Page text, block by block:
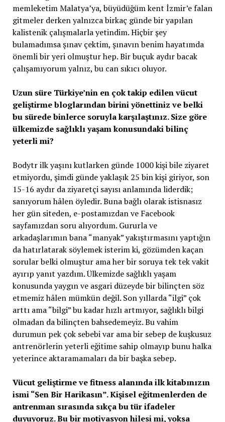
memleketim Malatya’ya, büyüdüğüm kent İzmir’e falan
gitmeler derken yalnızca birkaç günde bir yapılan
kalistenik çalışmalarla yetindim. Hiçbir şey
bulamadımsa şınav çektim, şınavın benim hayatımda
önemli bir yeri olmuştur hep. Bir buçuk aydır bacak
çalışamıyorum yalnız, bu can sıkıcı oluyor.
Uzun süre Türkiye’nin en çok takip edilen vücut
geliştirme bloglarından birini yönettiniz ve belki
bu sürede binlerce soruyla karşılaştınız. Size göre
ülkemizde sağlıklı yaşam konusundaki bilinç
yeterli mi?
Bodytr ilk yaşını kutlarken günde 1000 kişi bile ziyaret
etmiyordu, şimdi günde yaklaşık 25 bin kişi giriyor, son
15-16 aydır da ziyaretçi sayısı anlamında liderdik;
sanıyorum hâlen öyledir. Buna bağlı olarak istisnasız
her gün siteden, e-postamızdan ve Facebook
sayfamızdan soru alıyordum. Gururla ve
arkadaşlarımın bana “manyak” yakıştırmasını yaptığın
da hatırlatarak söylemek isterim ki, gözümden kaçan
sorular belki olmuştur ama her bir soruya tek tek vakit
ayırıp yanıt yazdım. Ülkemizde sağlıklı yaşam
konusunda yaygın ve asgari düzeyde bir bilinçten söz
etmemiz hâlen mümkün değil. Son yıllarda “ilgi” çok
arttı ama “bilgi” bu kadar hızlı artmıyor, sağlıklı bilgi
olmadan da bilinçten bahsedemeyiz. Bu vahim
durumun pek çok sebebi var ama bir sebep de kuşkusuz
antrenörlerin yeterli eğitime sahip olmayıp bunu halka
yeterince aktaramamaları da bir başka sebep.
Vücut geliştirme ve fitness alanında ilk kitabınızın
ismi “Sen Bir Harikasın”. Kişisel eğitmenlerden de
antrenman sırasında sıkça bu tür ifadeler
duyuyoruz. Bu bir motivasyon hilesi mi, yoksa